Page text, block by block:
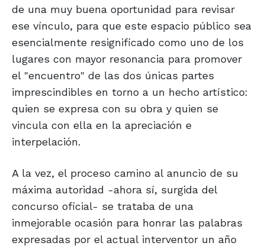
de una muy buena oportunidad para revisar
ese vínculo, para que este espacio público sea
esencialmente resignificado como uno de los
lugares con mayor resonancia para promover
el "encuentro" de las dos únicas partes
imprescindibles en torno a un hecho artístico:
quien se expresa con su obra y quien se
vincula con ella en la apreciación e
interpelación.
A la vez, el proceso camino al anuncio de su
máxima autoridad -ahora sí, surgida del
concurso oficial- se trataba de una
inmejorable ocasión para honrar las palabras
expresadas por el actual interventor un año